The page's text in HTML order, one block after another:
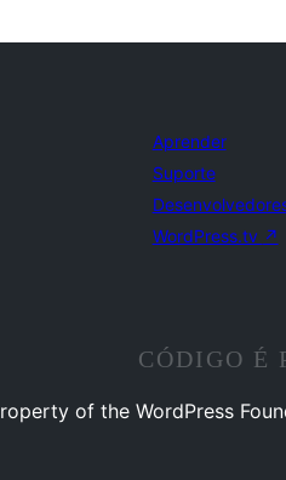
Aprender
Suporte
WordPress.tv ↗
CÓDIGO É
of the WordPress